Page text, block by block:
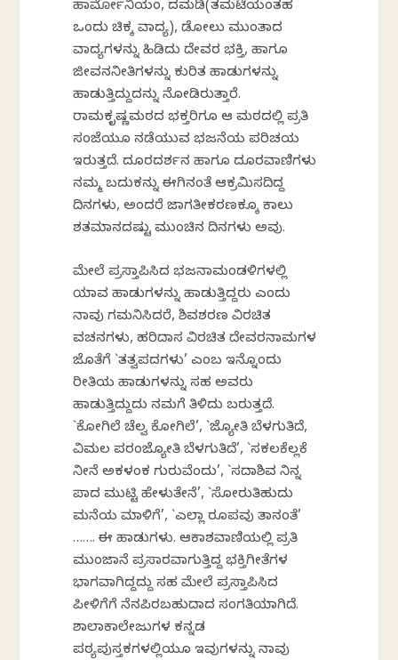
ಹಾರ್ಮೋನಿಯಂ, ದಮಡಿ(ತಮಟೆಯಂತಹ
ಒಂದು ಚಿಕ್ಕ ವಾದ್ಯ), ಡೋಲು ಮುಂತಾದ
ವಾದ್ಯಗಳನ್ನು ಹಿಡಿದು ದೇವರ ಭಕ್ತಿ, ಹಾಗೂ
ಜೀವನನೀತಿಗಳನ್ನು ಕುರಿತ ಹಾಡುಗಳನ್ನು
ಹಾಡುತ್ತಿದ್ದುದನ್ನು ನೋಡಿರುತ್ತಾರೆ.
ರಾಮಕೃಷ್ಣಮಠದ ಭಕ್ತರಿಗೂ ಆ ಮಠದಲ್ಲಿ ಪ್ರತಿ
ಸಂಜೆಯೂ ನಡೆಯುವ ಭಜನೆಯ ಪರಿಚಯ
ಇರುತ್ತದೆ. ದೂರದರ್ಶನ ಹಾಗೂ ದೂರವಾಣಿಗಳು
ನಮ್ಮ ಬದುಕನ್ನು ಈಗಿನಂತೆ ಆಕ್ರಮಿಸದಿದ್ದ
ದಿನಗಳು, ಅಂದರೆ ಜಾಗತೀಕರಣಕ್ಕೂ ಕಾಲು
ಶತಮಾನದಷ್ಟು ಮುಂಚಿನ ದಿನಗಳು ಅವು.
ಮೇಲೆ ಪ್ರಸ್ತಾಪಿಸಿದ ಭಜನಾಮಂಡಳಿಗಳಲ್ಲಿ
ಯಾವ ಹಾಡುಗಳನ್ನು ಹಾಡುತ್ತಿದ್ದರು ಎಂದು
ನಾವು ಗಮನಿಸಿದರೆ, ಶಿವಶರಣ ವಿರಚಿತ
ವಚನಗಳು, ಹರಿದಾಸ ವಿರಚಿತ ದೇವರನಾಮಗಳ
ಜೊತೆಗೆ `ತತ್ವಪದಗಳು’ ಎಂಬ ಇನ್ನೊಂದು
ರೀತಿಯ ಹಾಡುಗಳನ್ನು ಸಹ ಅವರು
ಹಾಡುತ್ತಿದ್ದುದು ನಮಗೆ ತಿಳಿದು ಬರುತ್ತದೆ.
`ಕೋಗಿಲೆ ಚೆಲ್ವ ಕೋಗಿಲೆ’, `ಜ್ಯೋತಿ ಬೆಳಗುತಿದೆ,
ವಿಮಲ ಪರಂಜ್ಯೋತಿ ಬೆಳಗುತಿದೆ’, `ಸಕಲಕೆಲ್ಲಕೆ
ನೀನೆ ಅಕಳಂಕ ಗುರುವೆಂದು’, `ಸದಾಶಿವ ನಿನ್ನ
ಪಾದ ಮುಟ್ಟಿ ಹೇಳುತೇನೆ’, `ಸೋರುತಿಹುದು
ಮನೆಯ ಮಾಳಿಗೆ’, `ಎಲ್ಲಾ ರೂಪವು ತಾನಂತೆ’
……. ಈ ಹಾಡುಗಳು. ಆಕಾಶವಾಣಿಯಲ್ಲಿ ಪ್ರತಿ
ಮುಂಜಾನೆ ಪ್ರಸಾರವಾಗುತ್ತಿದ್ದ ಭಕ್ತಿಗೀತೆಗಳ
ಭಾಗವಾಗಿದ್ದದ್ದು ಸಹ ಮೇಲೆ ಪ್ರಸ್ತಾಪಿಸಿದ
ಪೀಳಿಗೆಗೆ ನೆನಪಿರಬಹುದಾದ ಸಂಗತಿಯಾಗಿದೆ.
ಶಾಲಾಕಾಲೇಜುಗಳ ಕನ್ನಡ
ಪಠ್ಯಪುಸ್ತಕಗಳಲ್ಲಿಯೂ ಇವುಗಳನ್ನು ನಾವು